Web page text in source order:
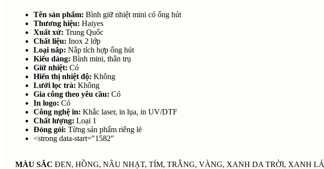
Tên sản phẩm: Bình giữ nhiệt mini có ống hút
Thương hiệu: Haiyes
Xuất xứ: Trung Quốc
Chất liệu: Inox 2 lớp
Loại nắp: Nắp tích hợp ống hút
Kiểu dáng: Bình mini, thân trụ
Giữ nhiệt: Có
Hiển thị nhiệt độ: Không
Lưới lọc trà: Không
Gia công theo yêu cầu: Có
In logo: Có
Công nghệ in: Khắc laser, in lụa, in UV/DTF
Chất lượng: Loại 1
Đóng gói: Từng sản phẩm riêng lẻ
<strong data-start="1582"
MÀU SẮC ĐEN, HỒNG, NÂU NHẠT, TÍM, TRẮNG, VÀNG, XANH DA TRỜI, XANH LÁ